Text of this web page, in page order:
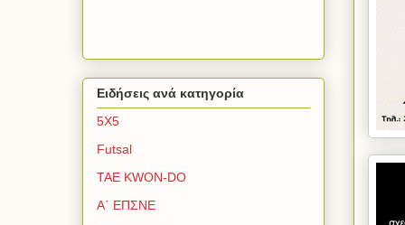
Ειδήσεις ανά κατηγορία
5Χ5
Futsal
TAE KWON-DO
Α΄ ΕΠΣΝΕ